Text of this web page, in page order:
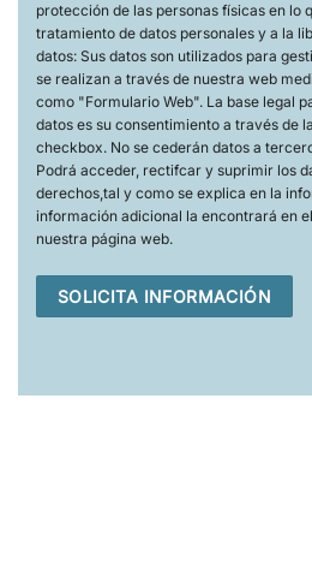
protección de las personas físicas en lo
tratamiento de datos personales y a la
datos: Sus datos son utilizados para
se realizan a través de nuestra web
como "Formulario Web". La base legal
datos es su consentimiento a través de
checkbox. No se cederán datos a
Podrá acceder, rectifcar y suprimir los
derechos,tal y como se explica en la
información adicional la encontrará en el
nuestra página web.